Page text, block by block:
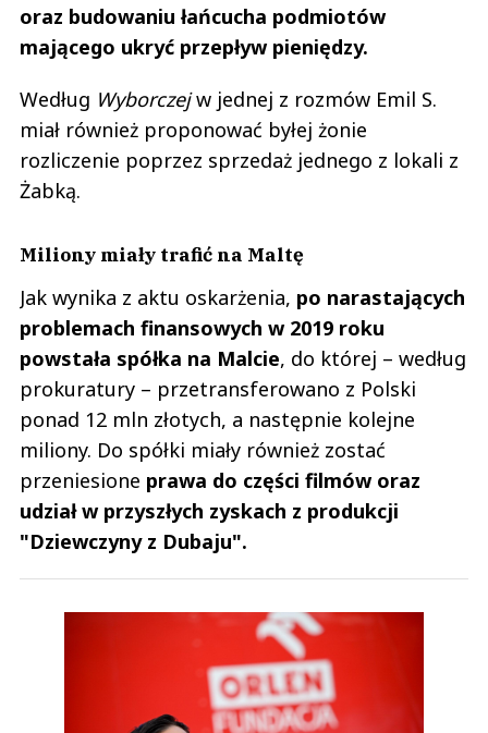
oraz budowaniu łańcucha podmiotów
mającego ukryć przepływ pieniędzy.
Według Wyborczejw jednej z rozmów Emil S.
miał również proponować byłej żonie
rozliczenie poprzez sprzedaż jednego z lokali z
Żabką.
Miliony miały trafić na Maltę
Jak wynika z aktu oskarżenia, po narastających
problemach finansowych w 2019 roku
powstała spółka na Malcie, do której – według
prokuratury – przetransferowano z Polski
ponad 12 mln złotych, a następnie kolejne
miliony. Do spółki miały również zostać
przeniesione prawa do części filmów oraz
udział w przyszłych zyskach z produkcji
"Dziewczyny z Dubaju".